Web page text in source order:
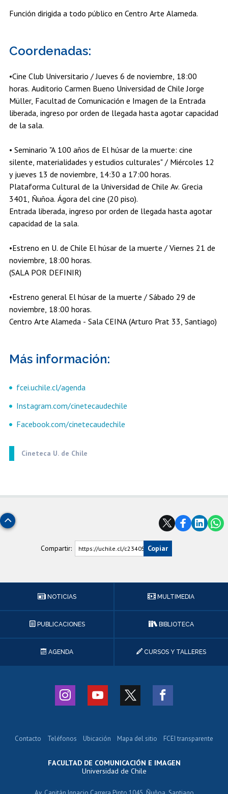
Función dirigida a todo público en Centro Arte Alameda.
Coordenadas:
•Cine Club Universitario / Jueves 6 de noviembre, 18:00
horas. Auditorio Carmen Bueno Universidad de Chile Jorge
Müller, Facultad de Comunicación e Imagen de la Entrada
liberada, ingreso por orden de llegada hasta agotar capacidad
de la sala.
• Seminario "A 100 años de El húsar de la muerte: cine
silente, materialidades y estudios culturales" / Miércoles 12
y jueves 13 de noviembre, 14:30 a 17:00 horas.
Plataforma Cultural de la Universidad de Chile Av. Grecia
3401, Ñuñoa. Ágora del cine (20 piso).
Entrada liberada, ingreso por orden de llegada hasta agotar
capacidad de la sala.
•Estreno en U. de Chile El húsar de la muerte / Viernes 21 de
noviembre, 18:00 horas.
(SALA POR DEFINIR)
•Estreno general El húsar de la muerte / Sábado 29 de
noviembre, 18:00 horas.
Centro Arte Alameda - Sala CEINA (Arturo Prat 33, Santiago)
Más información:
fcei.uchile.cl/agenda
Instagram.com/cinetecaudechile
Facebook.com/cinetecaudechile
Cineteca U. de Chile
Subir
Compartir: https://uchile.cl/c234058Copiar
NOTICIAS MULTIMEDIA
PUBLICACIONES BIBLIOTECA
AGENDA CURSOS Y TALLERES
FACULTAD DE COMUNICACIÓN E IMAGEN
Universidad de Chile
Contacto Teléfonos Ubicación Mapa del sitio FCEI transparente